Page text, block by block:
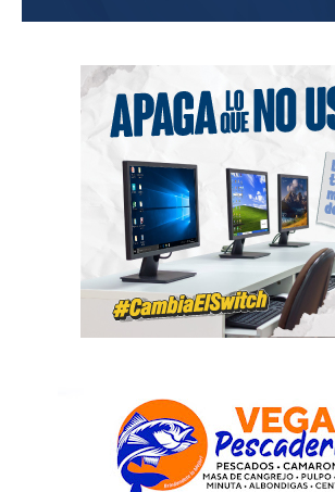
News Week
SUBSCRIBE NOW
Company